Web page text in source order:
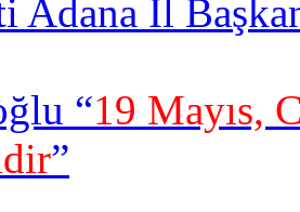
Adana İl
“19 Mayıs,
”